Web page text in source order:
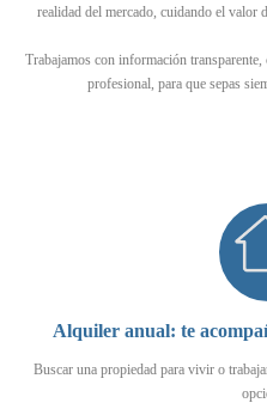
realidad del mercado, cuidando el valor
Trabajamos con información
profesional, para que sepas
Alquiler anual: te
Buscar una propiedad para vivir o